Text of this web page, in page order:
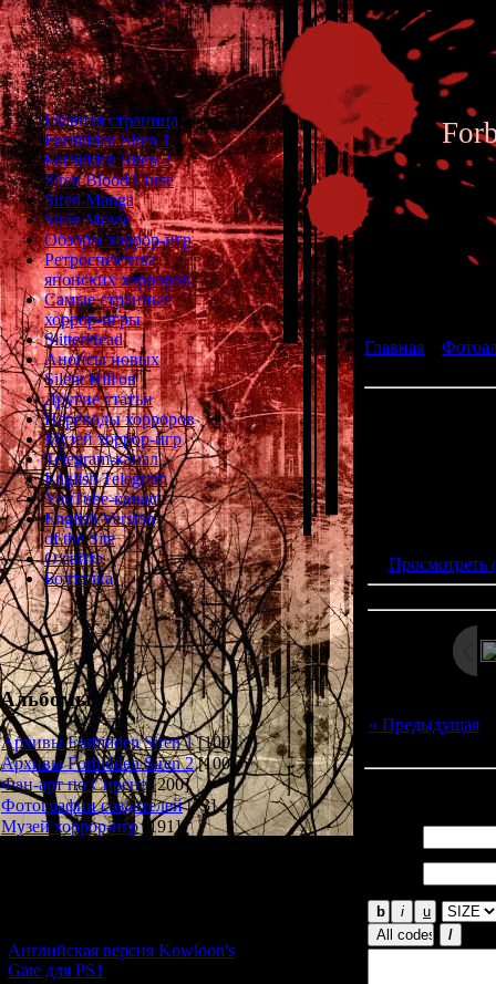
Главная страница
Forbidden Siren 1
Forbidden Siren 2
Siren Blood Curse
Siren Manga
Siren Movie
Обзоры хоррор-игр
Ретроспектива
японских хорроров
Самые странные
хоррор-игры
SlitterHead
Анонсы новых
Silent Hill'ов
Другие статьи
Переводы хорроров
Музей хоррор-игр
Telegram-канал
English Telegram
YouTube-канал
English Version
of the Site
О сайте
Болталка
Альбомы
Архивы Forbidden Siren 1 [100]
Архивы Forbidden Siren 2 [100]
Фан-арт по Сирене [200]
Фотографии создателей [73]
Музей хоррор-игр
[191]
Английская версия Kowloon's
Gate для PS1
Главная
Просмотреть
« Предыдущая|